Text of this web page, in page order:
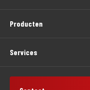
Producten
Services